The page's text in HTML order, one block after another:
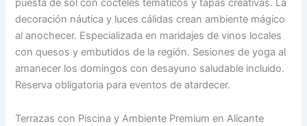
puesta de sol con cocteles temáticos y tapas creativas. La
decoración náutica y luces cálidas crean ambiente mágico
al anochecer. Especializada en maridajes de vinos locales
con quesos y embutidos de la región. Sesiones de yoga al
amanecer los domingos con desayuno saludable incluido.
Reserva obligatoria para eventos de atardecer.
Terrazas con Piscina y Ambiente Premium en Alicante